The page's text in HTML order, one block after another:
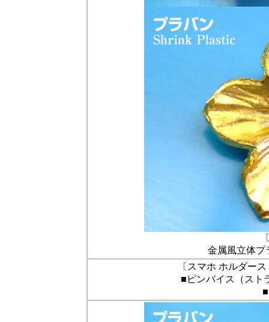
金属風立体プ
〔スマホ ホルダー
■ピンバイス（スト